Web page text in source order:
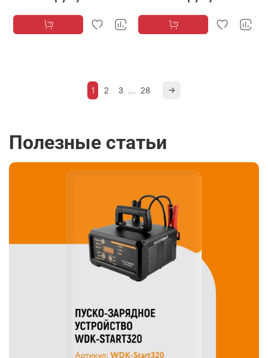
1 2 3 … 28
Полезные статьи